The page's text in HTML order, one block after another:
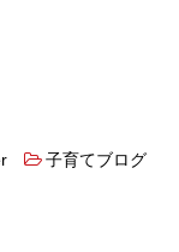
子育てブログ